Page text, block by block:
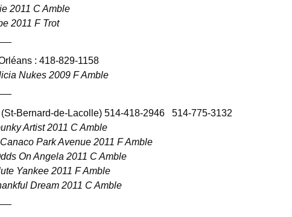
2011 C Amble
2011 F Trot
: 418-829-1158
Nukes 2009 F Amble
Bernard-de-Lacolle) 514-418-2946
514-775-3132
Artist 2011 C Amble
Park Avenue 2011 F Amble
On Angela 2011 C Amble
Yankee 2011 F Amble
Dream 2011 C Amble